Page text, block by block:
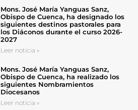
Mons. José María Yanguas Sanz,
Obispo de Cuenca, ha designado los
siguientes destinos pastorales para
los Diáconos durante el curso 2026-
2027
Leer noticia »
Mons. José María Yanguas Sanz,
Obispo de Cuenca, ha realizado los
siguientes Nombramientos
Diocesanos
Leer noticia »